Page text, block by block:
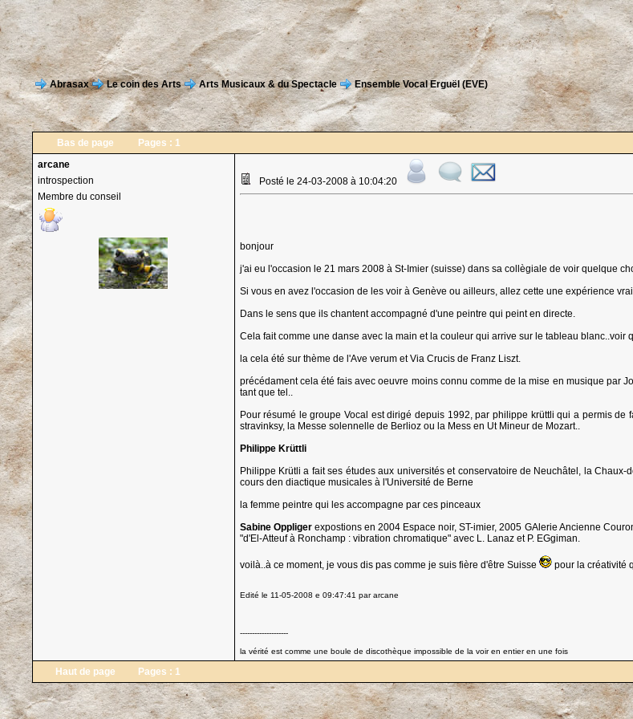
Abrasax Le coin des Arts Arts Musicaux & du Spectacle Ensemble Vocal Erguël (EVE)
Bas de page Pages : 1
arcane
introspection
Membre du conseil
Posté le 24-03-2008 à 10:04:20
bonjour
j'ai eu l'occasion le 21 mars 2008 à St-Imier (suisse) dans sa collègiale de voir quelque
Si vous en avez l'occasion de les voir à Genève ou ailleurs, allez cette une expérience
Dans le sens que ils chantent accompagné d'une peintre qui peint en directe.
Cela fait comme une danse avec la main et la couleur qui arrive sur le tableau blanc..voir
la cela été sur thème de l'Ave verum et Via Crucis de Franz Liszt.
précédament cela été fais avec oeuvre moins connu comme de la mise en musique par
tant que tel..
Pour résumé le groupe Vocal est dirigé depuis 1992, par philippe krüttli qui a permis
stravinksy, la Messe solennelle de Berlioz ou la Mess en Ut Mineur de Mozart..
Philippe Krüttli
Philippe Krütli a fait ses études aux universités et conservatoire de Neuchâtel, la
cours den diactique musicales à l'Université de Berne
la femme peintre qui les accompagne par ces pinceaux
Sabine Oppliger expostions en 2004 Espace noir, ST-imier, 2005 GAlerie Ancienne
"d'El-Atteuf à Ronchamp : vibration chromatique" avec L. Lanaz et P. EGgiman.
voilà..à ce moment, je vous dis pas comme je suis fière d'être Suisse pour la créativité
Edité le 11-05-2008 e 09:47:41 par arcane
--------------------
la vérité est comme une boule de discothèque impossible de la voir en entier en une fois
Haut de page Pages : 1